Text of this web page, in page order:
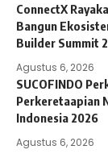
ConnectX
Bangun
Builder Summit
Agustus 6, 2026
SUCOFINDO
Perkeretaapian
Indonesia 2026
Agustus 6, 2026